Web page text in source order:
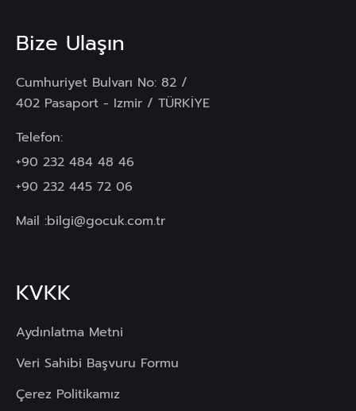
Bize Ulaşın
Cumhuriyet Bulvarı No: 82 /
402 Pasaport - Izmir / TÜRKİYE
Telefon:
+90 232 484 48 46
+90 232 445 72 06
Mail :bilgi@gocuk.com.tr
KVKK
Aydınlatma Metni
Veri Sahibi Başvuru Formu
Çerez Politikamız